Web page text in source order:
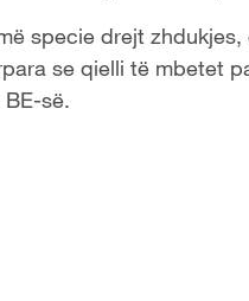
specie drejt
se qielli të mbetet
së.